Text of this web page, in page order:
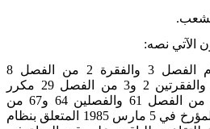
.
الآتي نصه:
تلغى أحكام الفصل 3 والفقرة 2 من الفصل 8
والفصول 24 و27 و28 و29 والفقرتين 2 و3 من الفصل 29 مكرر
والفصل 33 والفقرة الأولى من الفصل 61 والفصلين 64 و67 من
القانون عدد 12 لسنة 1985 المؤرخ في 5 مارس 1985 المتعلق بنظام